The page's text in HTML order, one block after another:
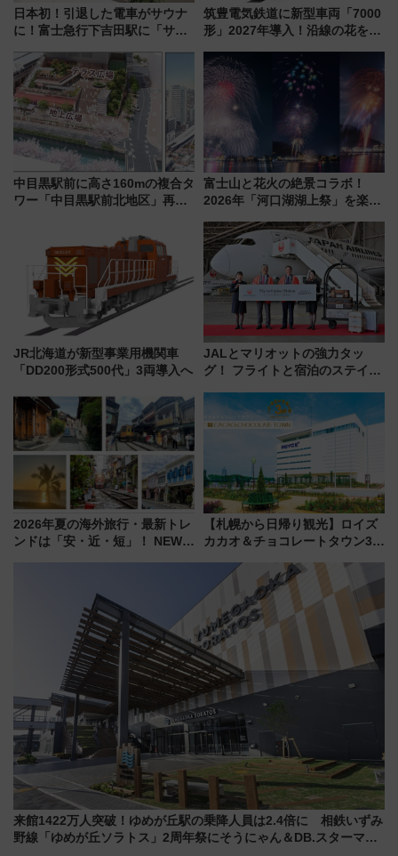
日本初！引退した電車がサウナ
に！富士急行下吉田駅に「サ電
業 行き交う電車の音や振動を
感じながら「ととのう」新感覚
筑豊電気鉄道に新型車両「7000
形」2027年導入！沿線の花をイ
内は落ち着いたゆとりある空間
中目黒駅前に高さ160mの複合タ
ワー「中目黒駅前北地区」再開
富士山と花火の絶景コラボ！
2026年「河口湖湖上祭」を楽し
ススメ
JR北海道が新型事業用機関車
「DD200形式500代」3両導入へ
JALとマリオットの強力タッ
グ！ フライトと宿泊のステイタ
上級会員資格を効率よく獲得す
る方法を解説
2026年夏の海外旅行・最新トレ
ンドは「安・近・短」！ NEWT
【札幌から日帰り観光】ロイズ
カカオ＆チョコレートタウン3周
詰め放題を開催、ロイズタウン
駅からのアクセスも
来館1422万人突破！ゆめが丘駅の乗降人員は2.4倍に 相鉄いずみ
野線「ゆめが丘ソラトス」2周年祭にそうにゃん＆DB.スターマン